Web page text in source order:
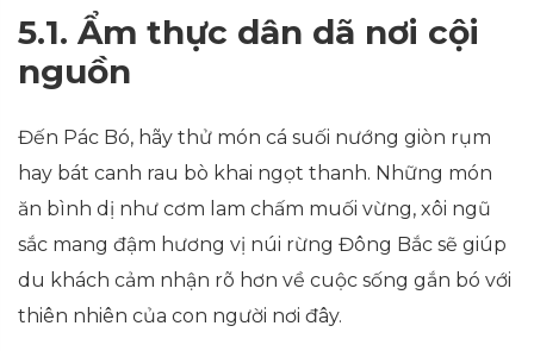
5.1. Ẩm thực dân dã nơi cội
nguồn
Đến Pác Bó, hãy thử món cá suối nướng giòn rụm
hay bát canh rau bò khai ngọt thanh. Những món
ăn bình dị như cơm lam chấm muối vừng, xôi ngũ
sắc mang đậm hương vị núi rừng Đông Bắc sẽ giúp
du khách cảm nhận rõ hơn về cuộc sống gắn bó với
thiên nhiên của con người nơi đây.